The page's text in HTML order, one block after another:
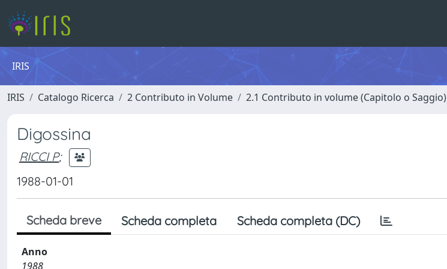
IRIS
IRIS Catalogo Ricerca 2 Contributo in Volume 2.1 Contributo in volume (Capitolo o Saggio)
Digossina
RICCI P;
1988-01-01
Scheda breve Scheda completa Scheda completa (DC)
Anno
1988